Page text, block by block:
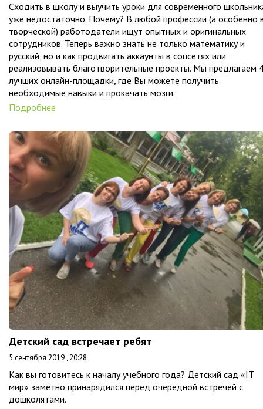
Сходить в школу и выучить уроки для современного
уже недостаточно. Почему? В любой профессии (а особенно
творческой) работодатели ищут опытных и оригинальных
сотрудников. Теперь важно знать не только математику и
русский, но и как продвигать аккаунты в соцсетях или
реализовывать благотворительные проекты. Мы предлагаем
лучших онлайн-площадки, где Вы можете получить
необходимые навыки и прокачать мозги.
Подробнее
Детский сад встречает ребят
5 сентября 2019 , 20:28
Как вы готовитесь к началу учебного года? Детский сад «IT
мир» заметно принарядился перед очередной встречей с
дошколятами.